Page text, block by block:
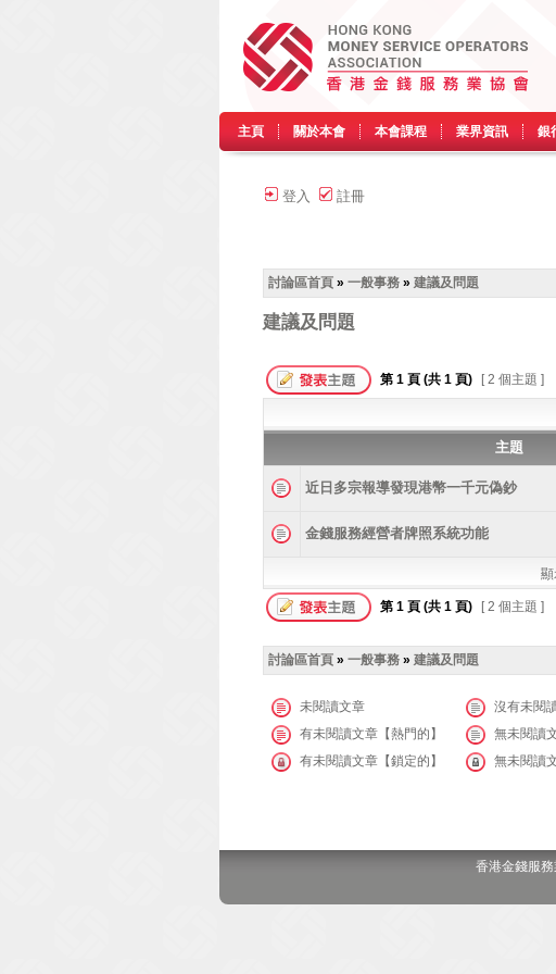
主頁 關於本會 本會課程 業界資訊 銀
登入 註冊
討論區首頁 » 一般事務 » 建議及問題
建議及問題
第 1 頁 (共 1 頁) [ 2 個主題 ]
主題
近日多宗報導發現港幣一千元偽鈔
金錢服務經營者牌照系統功能
顯
第 1 頁 (共 1 頁) [ 2 個主題 ]
討論區首頁 » 一般事務 » 建議及問題
未閱讀文章 沒有未閱
有未閱讀文章【熱門的】
無未閱讀
有未閱讀文章【鎖定的】
無未閱讀
香港金錢服